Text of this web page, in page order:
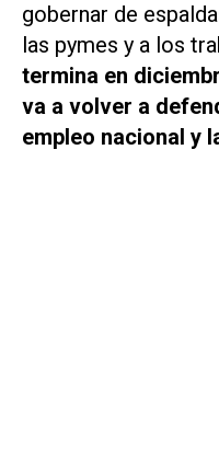
gobernar de
las pymes y a los
termina en
va a volver a
empleo nacional y